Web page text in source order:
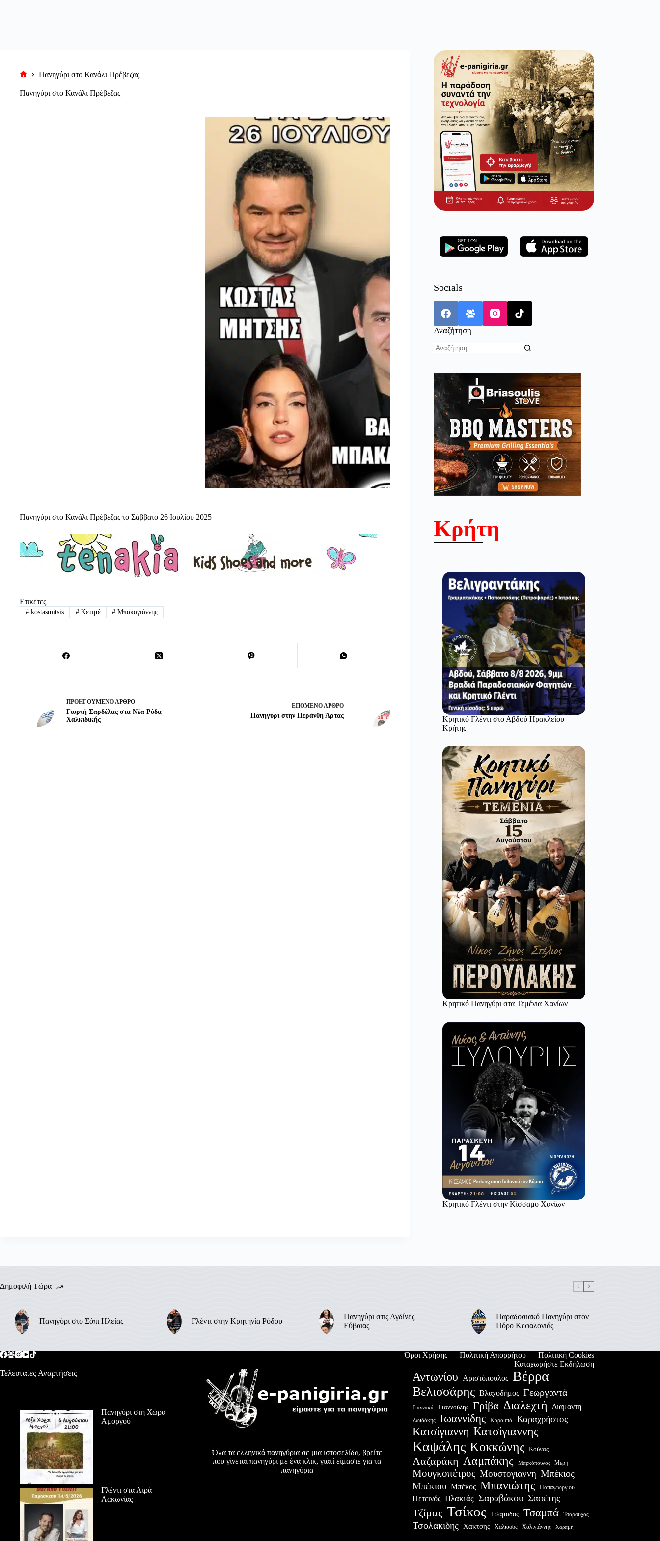
σελίδα
Πανηγύρι στο Κανάλι Πρέβεζας
Πανηγύρι στο Κανάλι Πρέβεζας
Πανηγύρι στο Κανάλι Πρέβεζας το Σάββατο 26 Ιουλίου 2025
Ετικέτες
#kostasmitsis #Κετιμέ # Μπακαγιάννης
ΠΡΟΗΓΟΎΜΕΝΟΆΡΘΡΟ
Γιορτή Σαρδέλας στα Νέα Ρόδα
Χαλκιδικής
ΕΠΌΜΕΝΟΆΡΘΡΟ
Πανηγύρι στην Περάνθη Άρτας
Socials
Αναζήτηση
Κρήτη
Κρητικό Γλέντι στο Αβδού Ηρακλείου
Κρήτης
Κρητικό Πανηγύρι στα Τεμένια Χανίων
Κρητικό Γλέντι στην Κίσσαμο Χανίων
Δημοφιλή Τώρα
Πανηγύρι στο Σόπι Ηλείας Γλέντι στην Κρητηνία Ρόδου
Πανηγύρι στις Αγδίνες
Εύβοιας
Παραδοσιακό Πανηγύρι στον
Πόρο Κεφαλονιάς
Όροι Χρήσης Πολιτική Απορρήτου
Πολιτική Cookies
Καταχωρήστε Εκδήλωση
Τελευταίες Αναρτήσεις
Πανηγύρι στη Χώρα
Αμοργού
Γλέντι στα Λιρά
Λακωνίας
Όλα τα ελληνικά πανηγύρια σε μια ιστοσελίδα, βρείτε
που γίνεται πανηγύρι με ένα κλικ, γιατί είμαστε για τα
πανηγύρια
Αντωνίου Αριστόπουλος Βέρρα
Βελισσάρης Βλαχοδήμος Γεωργαντά
Γιαννακά Γιαννούλης Γρίβα Διαλεχτή Διαμαντη
Ζωιδάκης Ιωαννίδης Καραμπά Καραχρήστος
Κατσίγιαννη Κατσίγιαννης
Καψάλης Κοκκώνης Κούνας
Λαζαράκη Λαμπάκης Μαρκόπουλος Μερη
Μουγκοπέτρος Μουστογιαννη Μπέκιος
Μπέκιου Μπέκος Μπανιώτης Παπαγεωργίου
Πετεινός Πλακιάς Σαραβάκου Σαφέτης
Τζίμας Τσίκος Τσαμαδός Τσαμπά Τσαρουχας
Τσολακιδης Χακτσης Χαλιάσος Χαλιγιάννης Χαραμή